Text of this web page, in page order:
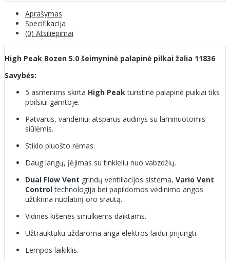
Aprašymas
Specifikacija
(0) Atsiliepimai
High Peak Bozen 5.0 šeimyninė palapinė pilkai žalia 11836
Savybės:
5 asmenims skirta High Peakturistinė palapinė puikiai tiks
poilsiui gamtoje.
Patvarus, vandeniui atsparus audinys su laminuotomis
siūlėmis.
Stiklo pluošto rėmas.
Daug langų, įėjimas su tinkleliu nuo vabzdžių.
Dual Flow Vent grindų ventiliacijos sistema, Vario Vent
Controltechnologija bei papildomos vėdinimo angos
užtikrina nuolatinį oro srautą.
Vidinės kišenės smulkiems daiktams.
Užtrauktuku uždaroma anga elektros laidui prijungti.
Lempos laikiklis.